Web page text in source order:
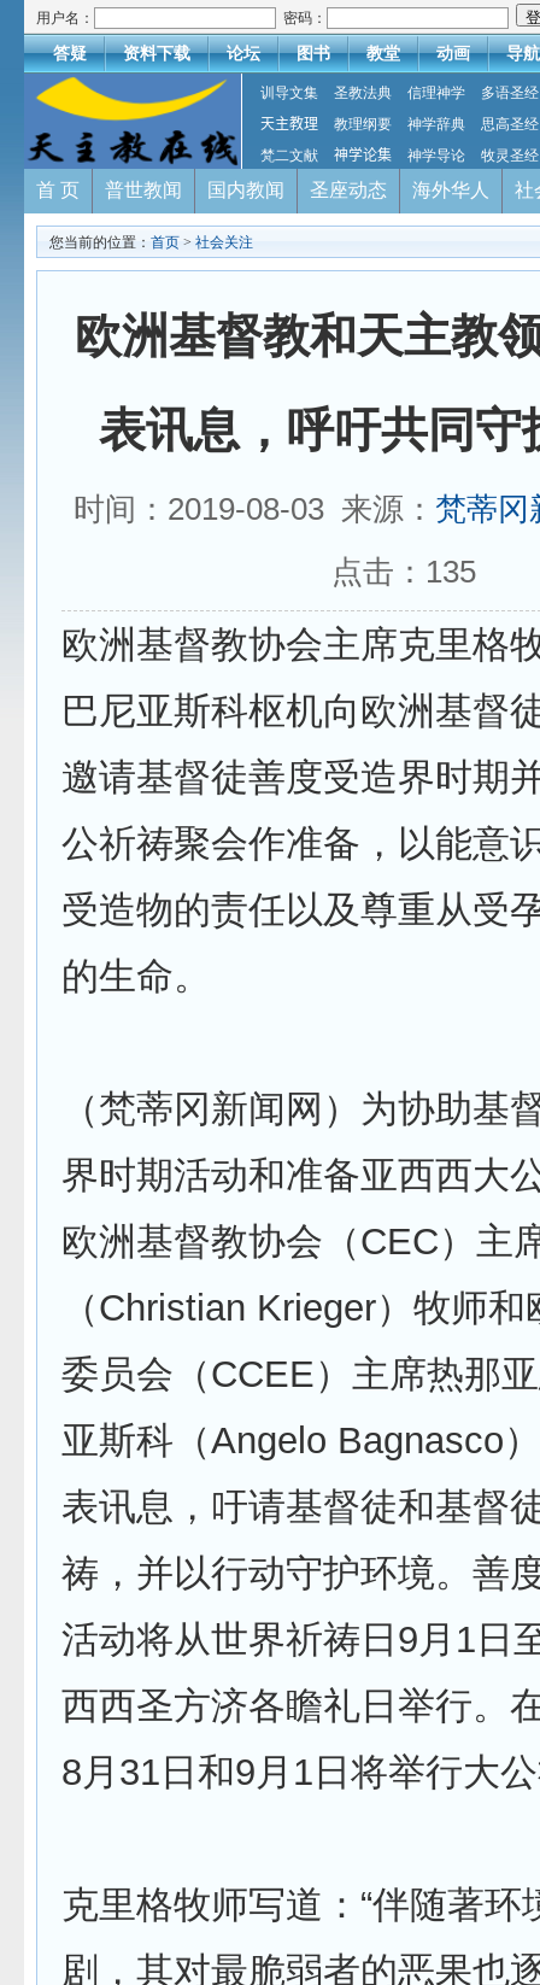
用户名： 密码：
答疑 资料下载 论坛 图书 教堂 动画 导航
训导文集 圣教法典 信理神学
多语圣经
天主教理
教理纲要 神学辞典
思高圣经
梵二文献
神学论集 神学导论 牧灵圣经
首 页 普世教闻 国内教闻 圣座动态 海外华人 社
您当前的位置： 首页 > 社会关注
欧洲基督教和天主教
表讯息，呼吁共同守
时间：2019-08-03 来源： 梵蒂冈
点击： 135
欧洲基督教协会主席克里格
巴尼亚斯科枢机向欧洲基督
邀请基督徒善度受造界时期
公祈祷聚会作准备，以能意
受造物的责任以及尊重从受
的生命。
（梵蒂冈新闻网）为协助基
界时期活动和准备亚西西大
欧洲基督教协会（CEC）主
（Christian Krieger）牧师
委员会（CCEE）主席热那
亚斯科（Angelo Bagnasco
表讯息，吁请基督徒和基督
祷，并以行动守护环境。善
活动将从世界祈祷日9月1日
西西圣方济各瞻礼日举行。
8月31日和9月1日将举行大
克里格牧师写道：“伴随著环
剧，其对最脆弱者的恶果也